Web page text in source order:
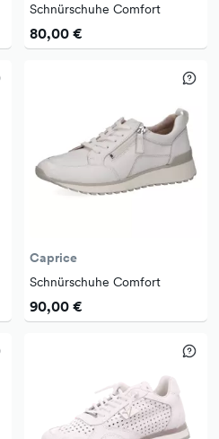
Schnürschuhe Comfort
80,00 €
Caprice
Schnürschuhe Comfort
90,00 €